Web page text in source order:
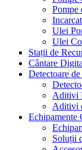
Pompe
Ulei
Ulei
Stații de
Cântare
Detectoare
Aditivi
Aditivi
Echipamente
Soluții